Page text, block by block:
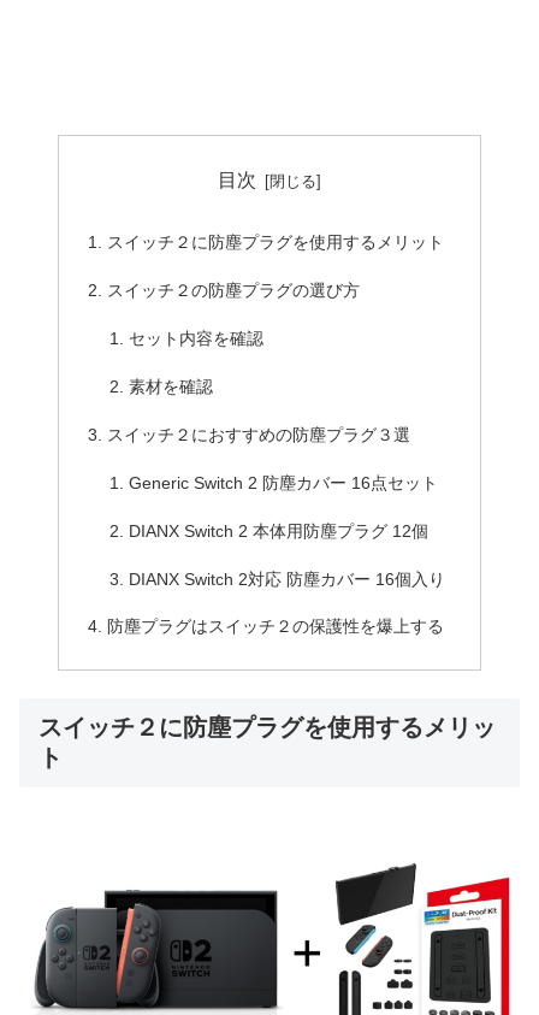
目次
スイッチ２に防塵プラグを使用するメリット
スイッチ２の防塵プラグの選び方
セット内容を確認
素材を確認
スイッチ２におすすめの防塵プラグ３選
Generic Switch 2 防塵カバー 16点セット
DIANX Switch 2 本体用防塵プラグ 12個
DIANX Switch 2対応 防塵カバー 16個入り
防塵プラグはスイッチ２の保護性を爆上する
スイッチ２に防塵プラグを使用するメリッ
ト